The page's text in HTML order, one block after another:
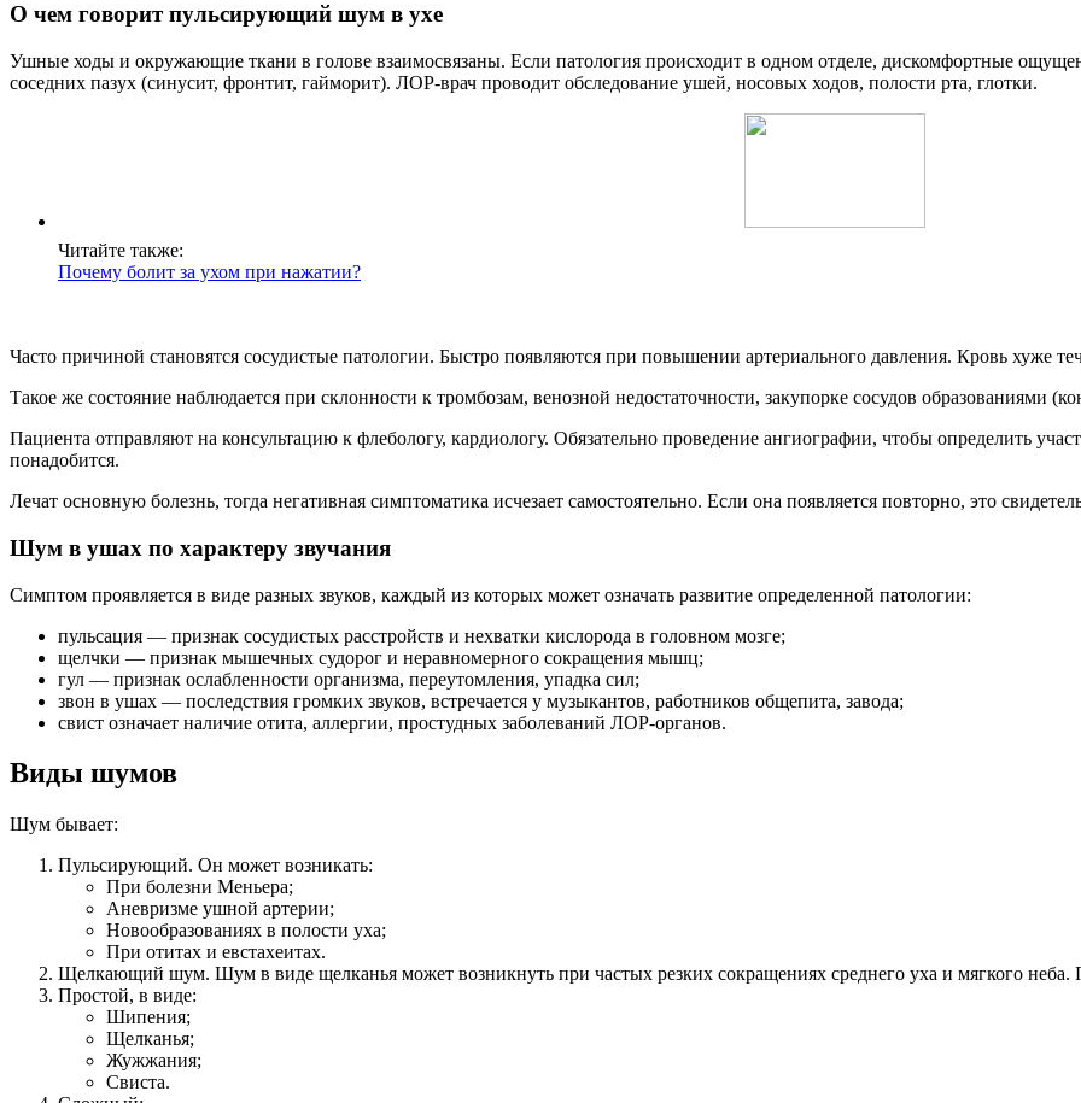
О чем говорит пульсирующий шум в ухе
Ушные ходы и окружающие ткани в голове взаимосвязаны. Если патология происходит в одном отделе, дискомфортные
соседних пазух (синусит, фронтит, гайморит). ЛОР-врач проводит обследование ушей, носовых ходов, полости рта, глотки.
Читайте также:
Почему болит за ухом при нажатии?
Часто причиной становятся сосудистые патологии. Быстро появляются при повышении артериального давления. Кровь хуже
Такое же состояние наблюдается при склонности к тромбозам, венозной недостаточности, закупорке сосудов образованиями
Пациента отправляют на консультацию к флебологу, кардиологу. Обязательно проведение ангиографии, чтобы определить
понадобится.
Лечат основную болезнь, тогда негативная симптоматика исчезает самостоятельно. Если она появляется повторно, это
Шум в ушах по характеру звучания
Симптом проявляется в виде разных звуков, каждый из которых может означать развитие определенной патологии:
пульсация — признак сосудистых расстройств и нехватки кислорода в головном мозге;
щелчки — признак мышечных судорог и неравномерного сокращения мышц;
гул — признак ослабленности организма, переутомления, упадка сил;
звон в ушах — последствия громких звуков, встречается у музыкантов, работников общепита, завода;
свист означает наличие отита, аллергии, простудных заболеваний ЛОР-органов.
Виды шумов
Шум бывает:
Пульсирующий. Он может возникать:
При болезни Меньера;
Аневризме ушной артерии;
Новообразованиях в полости уха;
При отитах и евстахеитах.
Щелкающий шум. Шум в виде щелканья может возникнуть при частых резких сокращениях среднего уха и мягкого неба.
Простой, в виде:
Шипения;
Щелканья;
Жужжания;
Свиста.